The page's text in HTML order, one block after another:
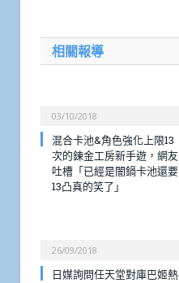
相關報導
03/10/2018
混合卡池&角色強化上限13
次的鍊金工房新手遊，網友
吐槽「已經是闇鍋卡池還要
13凸真的笑了」
26/09/2018
日媒詢問任天堂對庫巴姬熱